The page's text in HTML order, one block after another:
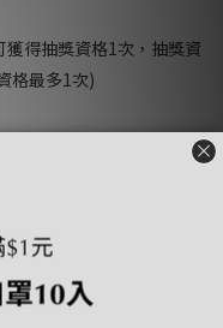
得抽獎資格1次，抽獎資
格最多1次)
絲專頁。 請獲獎者於
者運費需自付。若抽獎因